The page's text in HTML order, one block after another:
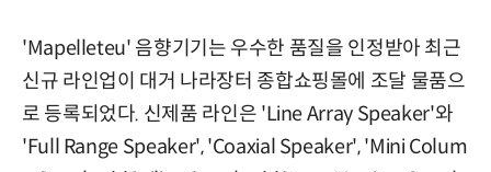
'Mapelleteu' 음향기기는 우수한 품질을 인정받아 최근
신규 라인업이 대거 나라장터 종합쇼핑몰에 조달 물품으
로 등록되었다. 신제품 라인은 'Line Array Speaker'와
'Full Range Speaker', 'Coaxial Speaker', 'Mini Colum